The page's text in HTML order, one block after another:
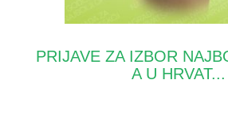
PRIJAVE ZA IZBOR
A U HRVAT...